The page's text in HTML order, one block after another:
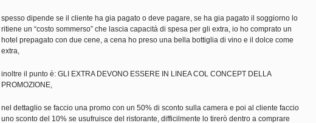
spesso dipende se il cliente ha gia pagato o deve pagare, se ha gia pagato il soggiorno lo
ritiene un “costo sommerso” che lascia capacità di spesa per gli extra, io ho comprato un
hotel prepagato con due cene, a cena ho preso una bella bottiglia di vino e il dolce come
extra,
inoltre il punto è: GLI EXTRA DEVONO ESSERE IN LINEA COL CONCEPT DELLA
PROMOZIONE,
nel dettaglio se faccio una promo con un 50% di sconto sulla camera e poi al cliente faccio
uno sconto del 10% se usufruisce del ristorante, difficilmente lo tirerò dentro a comprare